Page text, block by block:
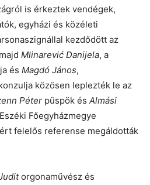
is érkeztek vendégek,
egyházi és közéleti
kezdődött az
Mlinarević Danijela, a
és Magdó János,
közösen leplezték le az
Péter püspök és Almási
Főegyházmegye
felelős referense megáldották
orgonaművész és